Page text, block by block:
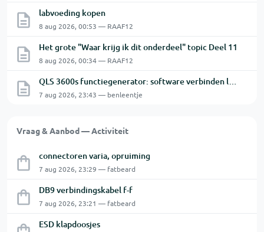
labvoeding kopen
8 aug 2026, 00:53 — RAAF12
Het grote "Waar krijg ik dit onderdeel" topic Deel 11
8 aug 2026, 00:34 — RAAF12
QLS 3600s functiegenerator: software verbinden lukt niet.
7 aug 2026, 23:43 — benleentje
Vraag & Aanbod — Activiteit
connectoren varia, opruiming
7 aug 2026, 23:29 — fatbeard
DB9 verbindingskabel f-f
7 aug 2026, 23:21 — fatbeard
ESD klapdoosjes